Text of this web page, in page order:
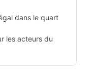
dans le quart
les acteurs du